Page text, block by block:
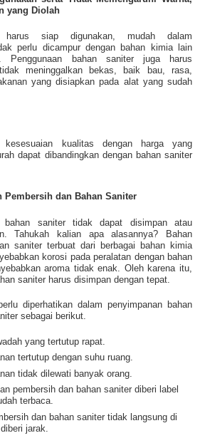
yang Diolah
siap digunakan, mudah dalam
perlu dicampur dengan bahan kimia lain
Penggunaan bahan saniter juga harus
meninggalkan bekas, baik bau, rasa,
yang disiapkan pada alat yang sudah
kualitas dengan harga yang
dapat dibandingkan dengan bahan saniter
Pembersih dan Bahan Saniter
bahan saniter tidak dapat disimpan atau
Tahukah kalian apa alasannya? Bahan
saniter terbuat dari berbagai bahan kimia
korosi pada peralatan dengan bahan
aroma tidak enak. Oleh karena itu,
saniter harus disimpan dengan tepat.
diperhatikan dalam penyimpanan bahan
sebagai berikut.
yang tertutup rapat.
tertutup dengan suhu ruang.
tidak dilewati banyak orang.
pembersih dan bahan saniter diberi label
terbaca.
dan bahan saniter tidak langsung di
jarak.